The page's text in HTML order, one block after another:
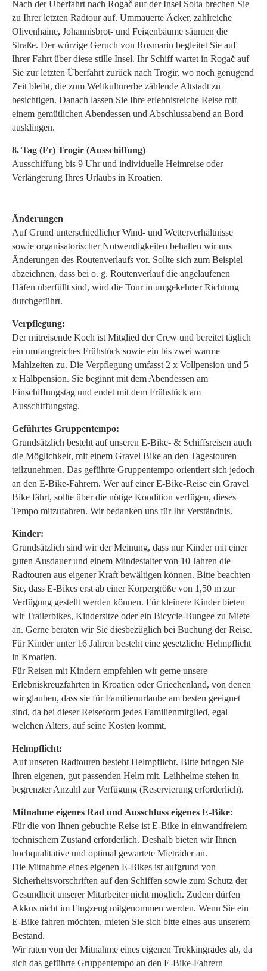
Nach der Überfahrt nach Rogač auf der Insel Šolta brechen Sie
zu Ihrer letzten Radtour auf. Ummauerte Äcker, zahlreiche
Olivenhaine, Johannisbrot- und Feigenbäume säumen die
Straße. Der würzige Geruch von Rosmarin begleitet Sie auf
Ihrer Fahrt über diese stille Insel. Ihr Schiff wartet in Rogač auf
Sie zur letzten Überfahrt zurück nach Trogir, wo noch genügend
Zeit bleibt, die zum Weltkulturerbe zählende Altstadt zu
besichtigen. Danach lassen Sie Ihre erlebnisreiche Reise mit
einem gemütlichen Abendessen und Abschlussabend an Bord
ausklingen.
8. Tag (Fr) Trogir (Ausschiffung)
Ausschiffung bis 9 Uhr und individuelle Heimreise oder
Verlängerung Ihres Urlaubs in Kroatien.
Änderungen
Auf Grund unterschiedlicher Wind- und Wetterverhältnisse
sowie organisatorischer Notwendigkeiten behalten wir uns
Änderungen des Routenverlaufs vor. Sollte sich zum Beispiel
abzeichnen, dass bei o. g. Routenverlauf die angelaufenen
Häfen überfüllt sind, wird die Tour in umgekehrter Richtung
durchgeführt.
Verpflegung:
Der mitreisende Koch ist Mitglied der Crew und bereitet täglich
ein umfangreiches Frühstück sowie ein bis zwei warme
Mahlzeiten zu. Die Verpflegung umfasst 2 x Vollpension und 5
x Halbpension. Sie beginnt mit dem Abendessen am
Einschiffungstag und endet mit dem Frühstück am
Ausschiffungstag.
Geführtes Gruppentempo:
Grundsätzlich besteht auf unseren E-Bike- & Schiffsreisen auch
die Möglichkeit, mit einem Gravel Bike an den Tagestouren
teilzunehmen. Das geführte Gruppentempo orientiert sich jedoch
an den E-Bike-Fahrern. Wer auf einer E-Bike-Reise ein Gravel
Bike fährt, sollte über die nötige Kondition verfügen, dieses
Tempo mitzufahren. Wir bedanken uns für Ihr Verständnis.
Kinder:
Grundsätzlich sind wir der Meinung, dass nur Kinder mit einer
guten Ausdauer und einem Mindestalter von 10 Jahren die
Radtouren aus eigener Kraft bewältigen können. Bitte beachten
Sie, dass E-Bikes erst ab einer Körpergröße von 1,50 m zur
Verfügung gestellt werden können. Für kleinere Kinder bieten
wir Trailerbikes, Kindersitze oder ein Bicycle-Bungee zu Miete
an. Gerne beraten wir Sie diesbezüglich bei Buchung der Reise.
Für Kinder unter 16 Jahren besteht eine gesetzliche Helmpflicht
in Kroatien.
Für Reisen mit Kindern empfehlen wir gerne unsere
Erlebniskreuzfahrten in Kroatien oder Griechenland, von denen
wir glauben, dass sie für Familienurlaube am besten geeignet
sind, da bei dieser Reiseform jedes Familienmitglied, egal
welchen Alters, auf seine Kosten kommt.
Helmpflicht:
Auf unseren Radtouren besteht Helmpflicht. Bitte bringen Sie
Ihren eigenen, gut passenden Helm mit. Leihhelme stehen in
begrenzter Anzahl zur Verfügung (Reservierung erforderlich).
Mitnahme eigenes Rad und Ausschluss eigenes E-Bike:
Für die von Ihnen gebuchte Reise ist E-Bike in einwandfreiem
technischem Zustand erforderlich. Deshalb bieten wir Ihnen
hochqualitative und optimal gewartete Mieträder an.
Die Mitnahme eines eigenen E-Bikes ist aufgrund von
Sicherheitsvorschriften auf den Schiffen sowie zum Schutz der
Gesundheit unserer Mitarbeiter nicht möglich. Zudem dürfen
Akkus nicht im Flugzeug mitgenommen werden. Wenn Sie ein
E-Bike fahren möchten, mieten Sie sich bitte eines aus unserem
Bestand.
Wir raten von der Mitnahme eines eigenen Trekkingrades ab, da
sich das geführte Gruppentempo an den E-Bike-Fahrern